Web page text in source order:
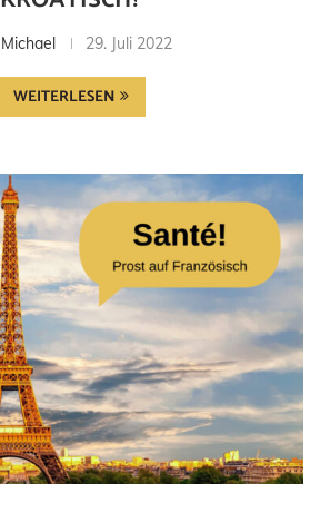
Michael 29. Juli 2022
WEITERLESEN